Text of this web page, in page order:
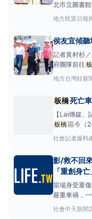
北市立圖書館
慮，今〈6〉
工典禮表示，
讀、社會福
學習的新
地方民眾日報
侯友宜傾
記者黃村杉
府團隊前往
督導」，實
里長面對面
改善及透水
有效減緩強
地方台灣好新
板橋死亡
【Lai傳媒
板橋區今（
分，新北市消
與行人車禍
卡在車底，
社會記者爆料
影/救不回
「重創身亡
當場身受重
嚴重車禍，
其當場重創
場。（圖／警
社會中天新聞